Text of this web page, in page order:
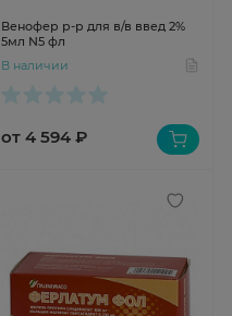
Венофер р-р для в/в введ 2%
5мл N5 фл
В наличии
от 4 594 ₽